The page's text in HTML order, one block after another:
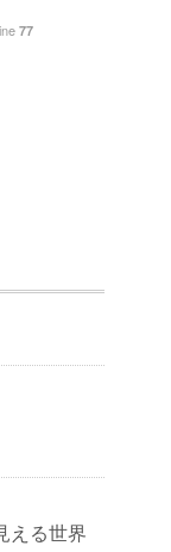
77
える世界